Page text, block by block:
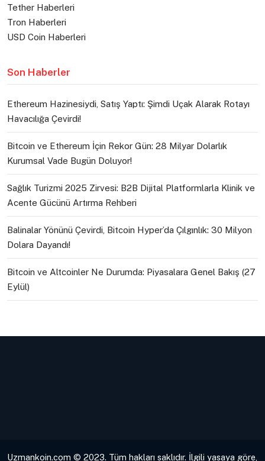
Tether Haberleri
Tron Haberleri
USD Coin Haberleri
Son Haberler
Ethereum Hazinesiydi, Satış Yaptı: Şimdi Uçak Alarak Rotayı
Havacılığa Çevirdi!
Bitcoin ve Ethereum İçin Rekor Gün: 28 Milyar Dolarlık
Kurumsal Vade Bugün Doluyor!
Sağlık Turizmi 2025 Zirvesi: B2B Dijital Platformlarla Klinik ve
Acente Gücünü Artırma Rehberi
Balinalar Yönünü Çevirdi, Bitcoin Hyper’da Çılgınlık: 30 Milyon
Dolara Dayandı!
Bitcoin ve Altcoinler Ne Durumda: Piyasalara Genel Bakış (27
Eylül)
Uzmankoin.com © 2023. Tüm hakları saklıdır. İlgili yasaya göre,